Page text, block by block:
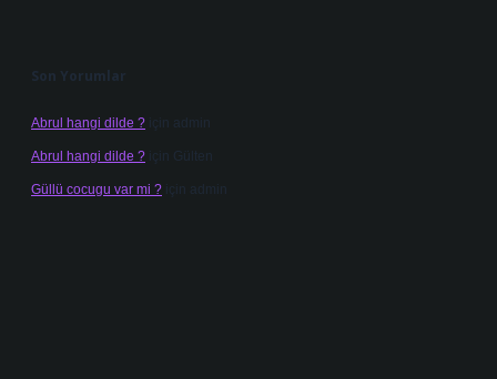
Son Yorumlar
Abrul hangi dilde ? için admin
Abrul hangi dilde ? için Gülten
Güllü cocugu var mi ? için admin